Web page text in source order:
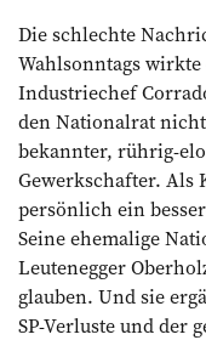
Die schlechte
Wahlsonntags
Industriechef
den Nationalrat
bekannter, rührig-
Gewerkschafter. Als
persönlich ein
Seine ehemalige
Leutenegger
glauben. Und sie
SP-Verluste und der